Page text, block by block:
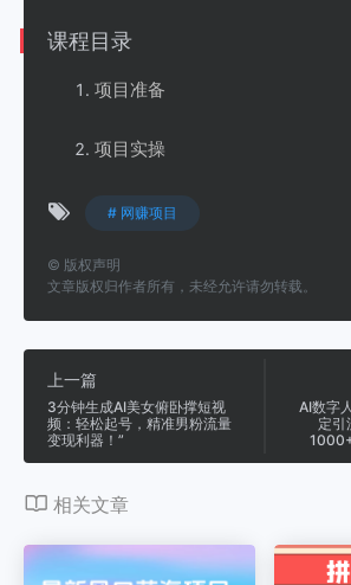
课程目录
项目准备
项目实操
# 网赚项目
© 版权声明
文章版权归作者所有，未经允许请勿转载。
上一篇
3分钟生成AI美女俯卧撑短视
频：轻松起号，精准男粉流量
变现利器！”
AI数字
定引
相关文章